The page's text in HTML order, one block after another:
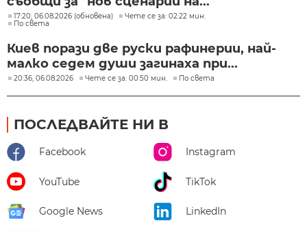
17:20, 06.08.2026 (обновена)
Чете се за: 02:22 мин.
По света
Киев порази две руски рафинерии, най-
малко седем души загинаха при...
20:36, 06.08.2026 Чете се за: 00:50 мин. По света
ПОСЛЕДВАЙТЕ НИ В
Facebook Instagram
YouTube TikTok
Google News LinkedIn